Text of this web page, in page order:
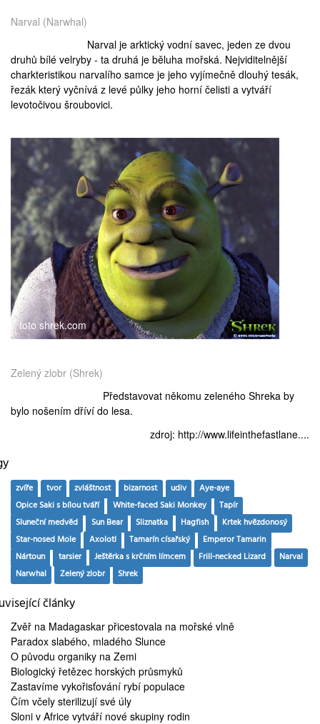
Narval (Narwhal)
Narval je arktický vodní savec, jeden ze dvou
druhů bílé velryby - ta druhá je běluha mořská. Nejviditelnější
charkteristikou narvalího samce je jeho vyjímečně dlouhý tesák,
řezák který vyčnívá z levé půlky jeho horní čelisti a vytváří
levotočivou šroubovici.
foto shrek.com
Zelený zlobr (Shrek)
Představovat někomu zeleného Shreka by
bylo nošením dříví do lesa.
zdroj: http://www.lifeinthefastlane....
zvíře tvor zvláštnost bizarnost udiv
Aye-aye
Opice Saki s bílou tváří
White-faced Saki Monkey
Tapír
Sluneční medvěd
Sun Bear Sliznatka Hagfish
Krtek hvězdonosý
Star-nosed Mole
Axolotl Tamarín císařský
Emperor Tamarin
Nártoun
tarsier Ještěrka s krčním límcem Frill-necked Lizard
Narval
Narwhal
Zelený zlobr Shrek
články
Zvěř na Madagaskar přicestovala na mořské vlně
Paradox slabého, mladého Slunce
O původu organiky na Zemi
Biologický řetězec horských průsmyků
Zastavíme vykořisťování rybí populace
Čím včely sterilizují své úly
Sloni v Africe vytváří nové skupiny rodin